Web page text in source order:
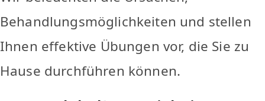
Behandlungsmöglichkeiten und stellen
Ihnen effektive Übungen vor, die Sie zu
Hause durchführen können.